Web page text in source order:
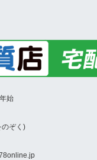
始
ぞく)